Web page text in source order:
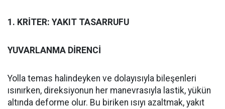
1. KRİTER: YAKIT TASARRUFU
YUVARLANMA DİRENCİ
Yolla temas halindeyken ve dolayısıyla bileşenleri
ısınırken, direksiyonun her manevrasıyla lastik, yükün
altında deforme olur. Bu biriken ısıyı azaltmak, yakıt